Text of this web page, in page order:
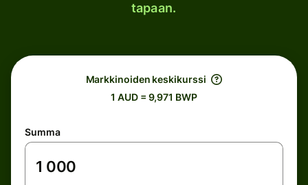
tapaan.
Markkinoiden keskikurssi
1 AUD = 9,971 BWP
Summa